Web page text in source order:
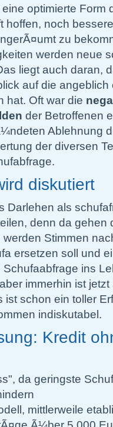
optimierte Form
hoffen, noch
zu
werden neue
liegt auch daran,
auf die
hat. Oft war die
der Betroffenen
Ablehnung
der diversen
diskutiert
Darlehen als
denn da gehen
Stimmen
ersetzen soll und
ins
immerhin ist
ist schon ein toller
indiskutabel.
Kredit
da geringste
mittlerweile